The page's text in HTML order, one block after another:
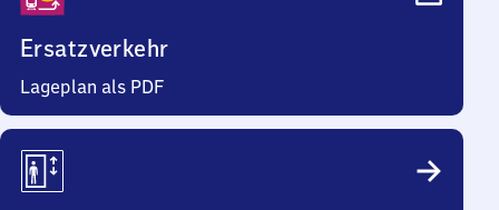
Ersatzverkehr
Lageplan als PDF